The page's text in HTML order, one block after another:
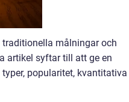
målningar och
artikel syftar till att ge en
popularitet, kvantitativa